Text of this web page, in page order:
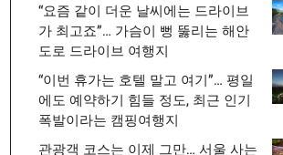
“요즘 같이 더운 날씨에는 드라이브
가 최고죠”… 가슴이 뻥 뚫리는 해안
도로 드라이브 여행지
“이번 휴가는 호텔 말고 여기”… 평일
에도 예약하기 힘들 정도, 최근 인기
폭발이라는 캠핑여행지
관광객 코스는 이제 그만… 서울 사는